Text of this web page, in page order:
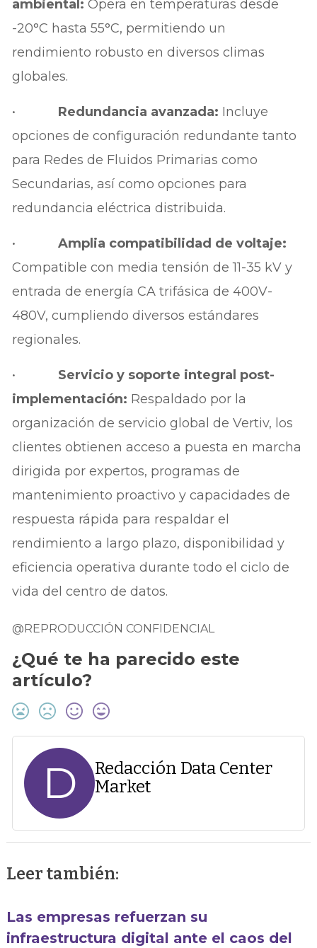
ambiental:Opera en temperaturas desde
-20°C hasta 55°C, permitiendo un
rendimiento robusto en diversos climas
globales.
• Redundancia avanzada: Incluye
opciones de configuración redundante tanto
para Redes de Fluidos Primarias como
Secundarias, así como opciones para
redundancia eléctrica distribuida.
•Amplia compatibilidad de voltaje:
Compatible con media tensión de 11-35 kV y
entrada de energía CA trifásica de 400V-
480V, cumpliendo diversos estándares
regionales.
• Servicio y soporte integral post-
implementación: Respaldado por la
organización de servicio global de Vertiv, los
clientes obtienen acceso a puesta en marcha
dirigida por expertos, programas de
mantenimiento proactivo y capacidades de
respuesta rápida para respaldar el
rendimiento a largo plazo, disponibilidad y
eficiencia operativa durante todo el ciclo de
vida del centro de datos.
@REPRODUCCIÓN CONFIDENCIAL
¿Qué te ha parecido este
artículo?
D
Redacción Data Center
Market
Leer también:
Las empresas refuerzan su
infraestructura digital ante el caos del